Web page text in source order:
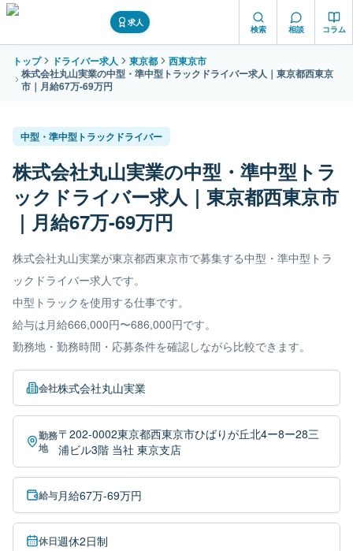
求人
検索 相談 コラム
トップ ドライバー求人 東京都
西東京市
株式会社丸山実業の中型・準中型トラックドライバー求人｜東京都西東京
市｜月給67万-69万円
中型・準中型トラックドライバー
株式会社丸山実業の中型・準中型トラ
ックドライバー求人｜東京都西東京市
｜月給67万-69万円
株式会社丸山実業が東京都西東京市で募集する中型・準中型トラ
ックドライバー求人です。
中型トラックを使用する仕事です。
給与は月給666,000円〜686,000円です。
勤務地・勤務時間・応募条件を確認しながら比較できます。
会社株式会社丸山実業
勤務
地
〒202-0002東京都西東京市ひばりが丘北4ー8ー28三
浦ビル3階 当社 東京支店
給与月給67万-69万円
休日週休2日制